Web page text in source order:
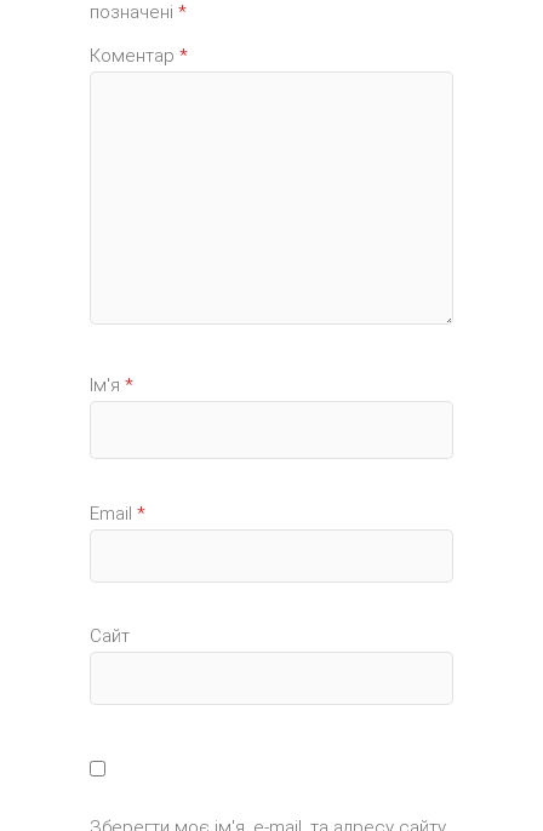
позначені *
Коментар *
Ім'я *
Email *
Сайт